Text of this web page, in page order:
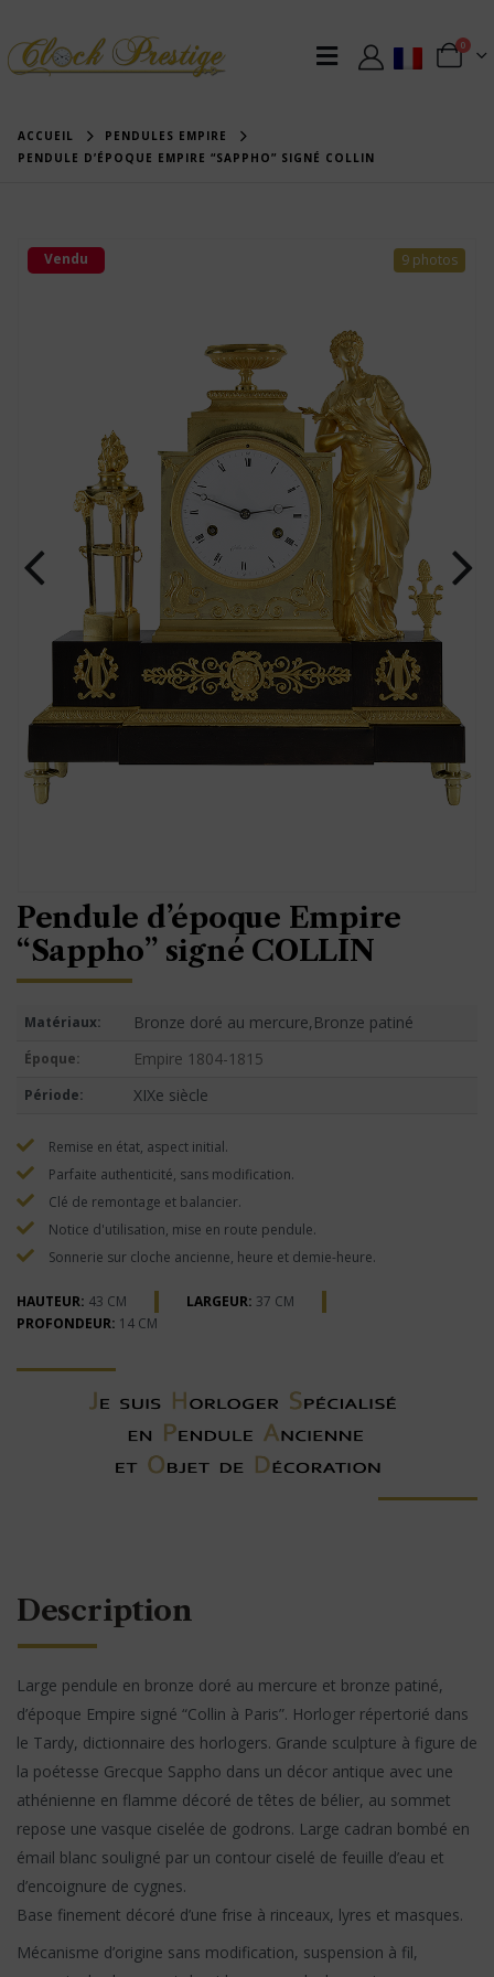
0
ACCUEIL
PENDULES EMPIRE
PENDULE D’ÉPOQUE EMPIRE “SAPPHO” SIGNÉ COLLIN
9 photos
Vendu
Pendule d’époque Empire
“Sappho” signé COLLIN
Matériaux: Bronze doré au mercure,Bronze patiné
Époque: Empire 1804-1815
Période: XIXe siècle
Remise en état, aspect initial.
Parfaite authenticité, sans modification.
Clé de remontage et balancier.
Notice d'utilisation, mise en route pendule.
Sonnerie sur cloche ancienne, heure et demie-heure.
HAUTEUR: 43 CM LARGEUR: 37 CM
PROFONDEUR: 14 CM
Description
Large pendule en bronze doré au mercure et bronze patiné,
d’époque Empire signé “Collin à Paris”. Horloger répertorié dans
le Tardy, dictionnaire des horlogers. Grande sculpture à figure de
la poétesse Grecque Sappho dans un décor antique avec une
athénienne en flamme décoré de têtes de bélier, au sommet
repose une vasque ciselée de godrons. Large cadran bombé en
émail blanc souligné par un contour ciselé de feuille d’eau et
d’encoignure de cygnes.
Base finement décoré d’une frise à rinceaux, lyres et masques.
Mécanisme d’origine sans modification, suspension à fil,